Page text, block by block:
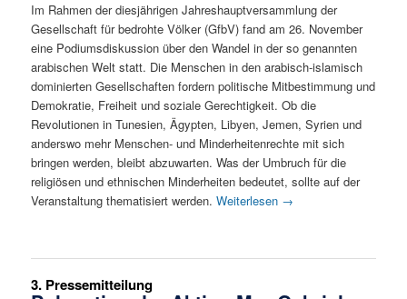
Im Rahmen der diesjährigen Jahreshauptversammlung der
Gesellschaft für bedrohte Völker (GfbV) fand am 26. November
eine Podiumsdiskussion über den Wandel in der so genannten
arabischen Welt statt. Die Menschen in den arabisch-islamisch
dominierten Gesellschaften fordern politische Mitbestimmung und
Demokratie, Freiheit und soziale Gerechtigkeit. Ob die
Revolutionen in Tunesien, Ägypten, Libyen, Jemen, Syrien und
anderswo mehr Menschen- und Minderheitenrechte mit sich
bringen werden, bleibt abzuwarten. Was der Umbruch für die
religiösen und ethnischen Minderheiten bedeutet, sollte auf der
Veranstaltung thematisiert werden.Weiterlesen →
3. Pressemitteilung